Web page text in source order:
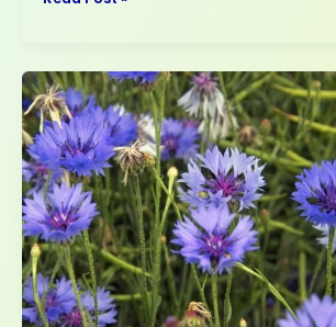
Midrimaa
Huvikooli
kevadtunnid
lasteaedades